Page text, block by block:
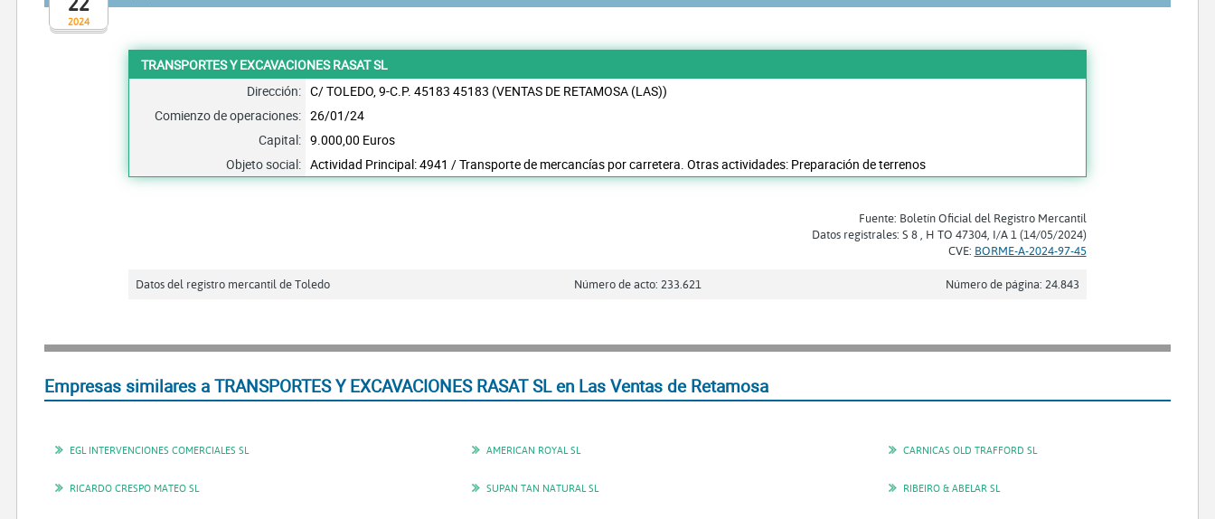
2024
TRANSPORTES Y EXCAVACIONES RASAT SL
Dirección: C/ TOLEDO, 9-C.P. 45183 45183 (VENTAS DE RETAMOSA (LAS))
Comienzo de operaciones: 26/01/24
Capital: 9.000,00 Euros
Objeto social: Actividad Principal: 4941 / Transporte de mercancías por carretera. Otras actividades: Preparación de terrenos
Fuente: Boletín Oficial del Registro Mercantil
Datos registrales: S 8 , H TO 47304, I/A 1 (14/05/2024)
CVE: BORME-A-2024-97-45
Datos del registro mercantil de Toledo Número de acto: 233.621 Número de página: 24.843
Empresas similares a TRANSPORTES Y EXCAVACIONES RASAT SL en Las Ventas de Retamosa
EGL INTERVENCIONES COMERCIALES SL AMERICAN ROYAL SL CARNICAS OLD TRAFFORD SL
RICARDO CRESPO MATEO SL SUPAN TAN NATURAL SL RIBEIRO & ABELAR SL